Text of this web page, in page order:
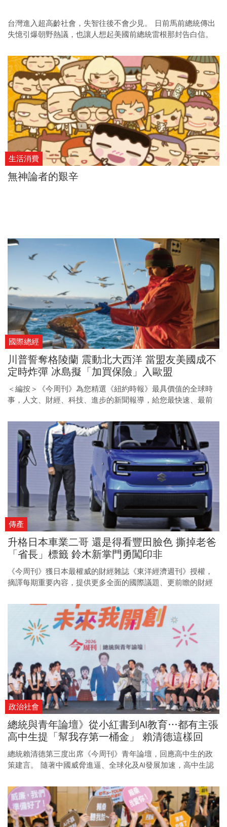
台灣進入超高齡社會，失智往後不會少見。 日前馬前總統傳出
失憶引爆朝野熱議，也讓人想起美國前總統雷根那封告白信。
生活消費
無神論者的艱辛
國際總經
川普誓奪格陵蘭 震動北大西洋 當盟友美國成不
定時炸彈 冰島擬「加買保險」入歐盟
＜編按＞《今周刊》為您精選《紐約時報》最具價值的全球時
事，人文、財經、科技、進步的新聞報導，給您最快速、最前
傳產
升格日本車業二哥 還是得看豐田臉色 撕掉老爸
「省長」標籤 鈴木新掌門勇闖印非
《今周刊》獲日本最權威的財經雜誌《東洋經濟週刊》授權，
摘譯每期重要內容，提供更多全面的國際議題、更前瞻的財經
政治社會
總統與青年論壇》從小紅書到AI教育…都有主張
高中生提「幫我存第一桶金」 賴清德這樣回
總統賴清德第三度出席《今周刊》青年論壇，回應高中生的政
策建言。 隨著中國威脅進逼、全球化及AI發展加速，高中生認